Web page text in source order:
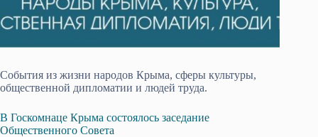
События из жизни народов Крыма, сферы культуры,
общественной дипломатии и людей труда.
В Госкомнаце Крыма состоялось заседание
Общественного Совета